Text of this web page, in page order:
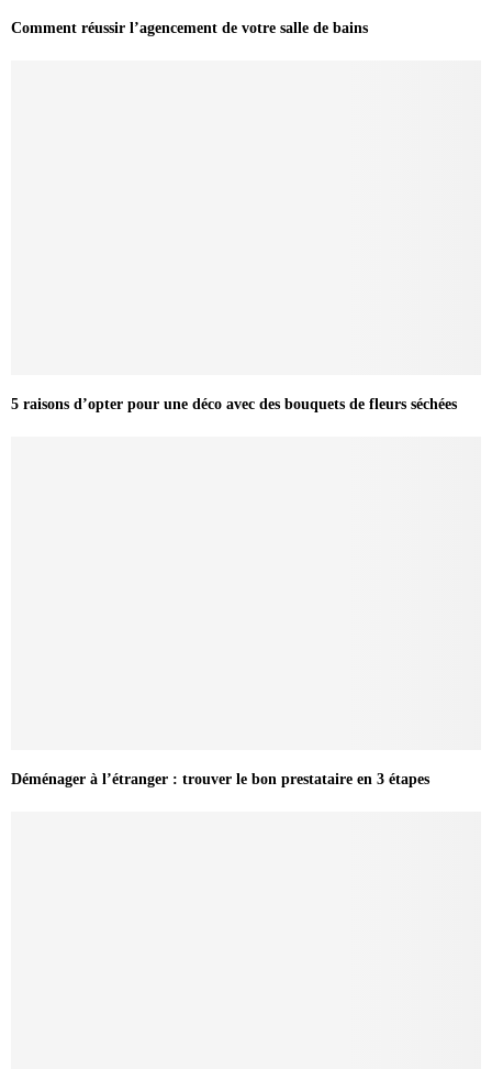
Comment réussir l’agencement de votre salle de bains
5 raisons d’opter pour une déco avec des bouquets de fleurs séchées
Déménager à l’étranger : trouver le bon prestataire en 3 étapes